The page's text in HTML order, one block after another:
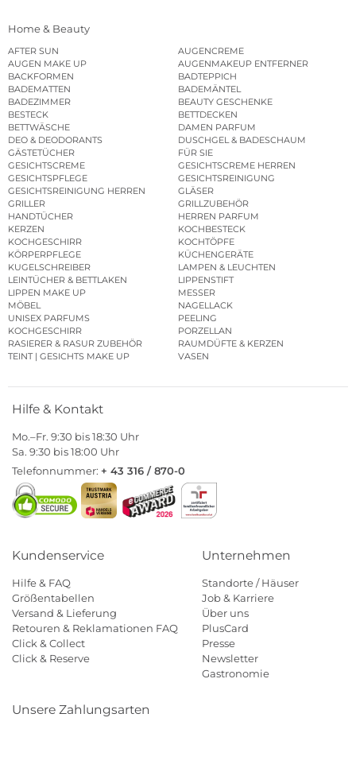
Home & Beauty
AFTER SUN
AUGENCREME
AUGEN MAKE UP
AUGENMAKEUP ENTFERNER
BACKFORMEN
BADTEPPICH
BADEMATTEN
BADEMÄNTEL
BADEZIMMER
BEAUTY GESCHENKE
BESTECK
BETTDECKEN
BETTWÄSCHE
DAMEN PARFUM
DEO & DEODORANTS
DUSCHGEL & BADESCHAUM
GÄSTETÜCHER
FÜR SIE
GESICHTSCREME
GESICHTSCREME HERREN
GESICHTSPFLEGE
GESICHTSREINIGUNG
GESICHTSREINIGUNG HERREN
GLÄSER
GRILLER
GRILLZUBEHÖR
HANDTÜCHER
HERREN PARFUM
KERZEN
KOCHBESTECK
KOCHGESCHIRR
KOCHTÖPFE
KÖRPERPFLEGE
KÜCHENGERÄTE
KUGELSCHREIBER
LAMPEN & LEUCHTEN
LEINTÜCHER & BETTLAKEN
LIPPENSTIFT
LIPPEN MAKE UP
MESSER
MÖBEL
NAGELLACK
UNISEX PARFUMS
PEELING
KOCHGESCHIRR
PORZELLAN
RASIERER & RASUR ZUBEHÖR
RAUMDÜFTE & KERZEN
TEINT | GESICHTS MAKE UP
VASEN
Hilfe & Kontakt
Mo.–Fr. 9:30 bis 18:30 Uhr
Sa. 9:30 bis 18:00 Uhr
Telefonnummer: + 43 316 / 870-0
Kundenservice
Hilfe & FAQ
Größentabellen
Versand & Lieferung
Retouren & Reklamationen FAQ
Click & Collect
Click & Reserve
Unternehmen
Standorte / Häuser
Job & Karriere
Über uns
PlusCard
Presse
Newsletter
Gastronomie
Unsere Zahlungsarten